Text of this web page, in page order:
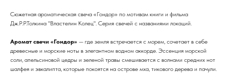
Сюжетная ароматическая свеча «Гондор» по мотивам книги и фильма
Дж.Р.Р.Толкина "Властелин Колец". Серия свечей с названиями локаций.
Аромат свечи «Гондор» — где земля встречается с морем, сочетает в себе
древесные и морские ноты в элегантном водном аккорде. Эссенция морской
соли, апельсиновой цедры и зеленой травы смешивается с волнами средних нот
шалфея и эвкалипта, которые покоятся на острове мха, тикового дерева и пачули.